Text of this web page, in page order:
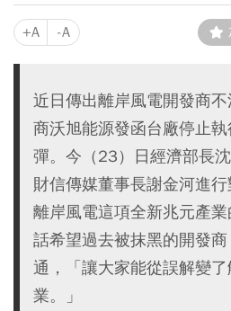
+A -A
近日傳出離岸風電開發商
商沃旭能源發函台廠停止
彈。今（23）日經濟部長
財信傳媒董事長謝金河進
離岸風電這項全新兆元產
話希望過去被抹黑的開發
通，「讓大家能從誤解變
業。」